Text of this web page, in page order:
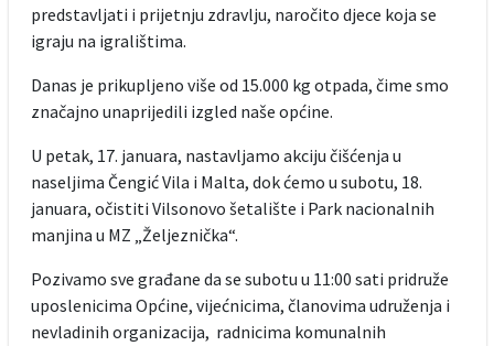
predstavljati i prijetnju zdravlju, naročito djece koja se
igraju na igralištima.
Danas je prikupljeno više od 15.000 kg otpada, čime smo
značajno unaprijedili izgled naše općine.
U petak, 17. januara, nastavljamo akciju čišćenja u
naseljima Čengić Vila i Malta, dok ćemo u subotu, 18.
januara, očistiti Vilsonovo šetalište i Park nacionalnih
manjina u MZ „Željeznička“.
Pozivamo sve građane da se subotu u 11:00 sati pridruže
uposlenicima Općine, vijećnicima, članovima udruženja i
nevladinih organizacija, radnicima komunalnih